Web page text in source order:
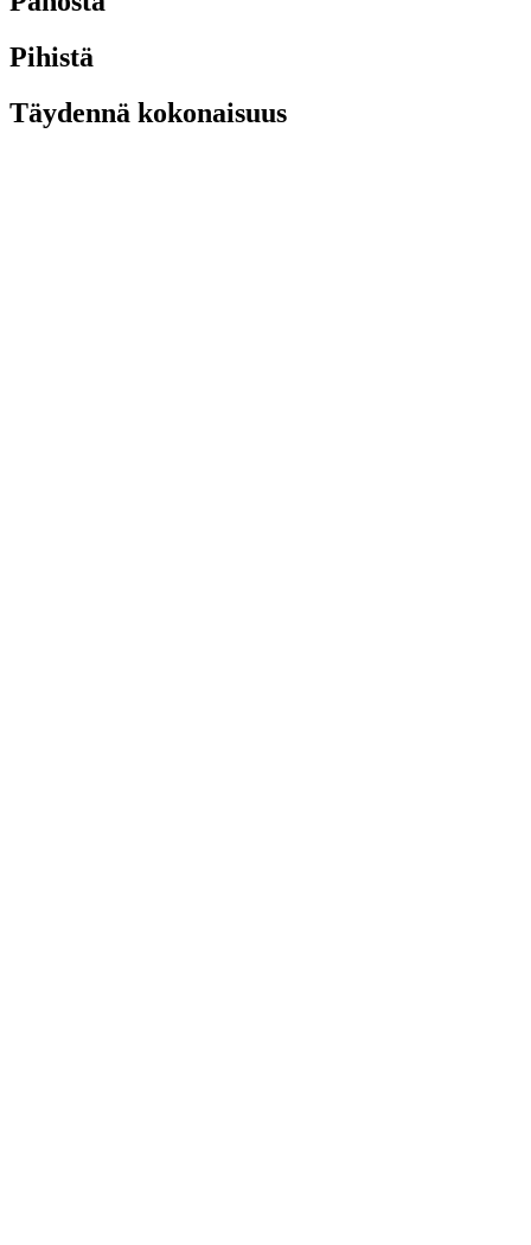
Pihistä
Täydennä kokonaisuus